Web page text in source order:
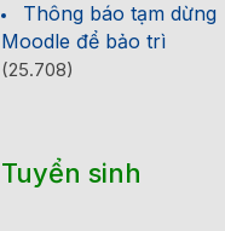
Thông báo tạm dừng
Moodle để bảo trì
(25.708)
Tuyển sinh